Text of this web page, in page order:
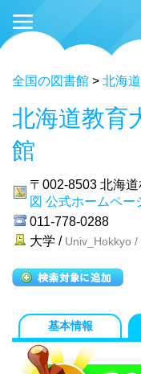
全国の図書館 > 北海道
北海道教育
館
〒002-8503 北海
図 公式ホームペー
011-778-0288
大学 / Univ_Hokkyo /
基本情報